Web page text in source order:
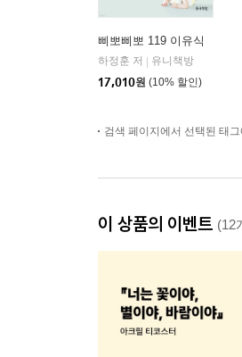
삐뽀삐뽀 119 이유식
하정훈 저
유니책방
17,010원 (10% 할인)
검색 페이지에서 선택된 태
이 상품의 이벤트 (12